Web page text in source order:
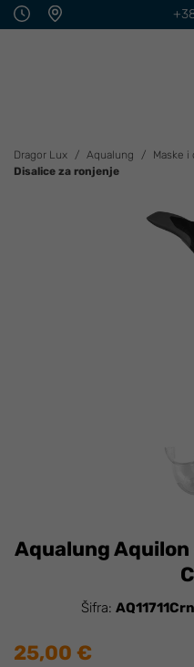
Dragor Lux Aqualung
Maske i
Disalice za ronjenje
Aqualung
Šifra:
25,00 €